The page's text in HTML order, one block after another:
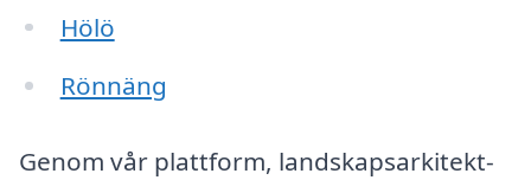
Hölö
Rönnäng
Genom vår plattform, landskapsarkitekt-